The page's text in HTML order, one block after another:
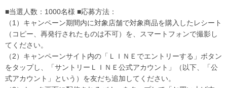
■当選人数：1000名様 ■応募方法：
（1）キャンペーン期間内に対象店舗で対象商品を購入したレシート
（コピー、再発行されたものは不可）を、スマートフォンで撮影し
てください。
（2）キャンペーンサイト内の「ＬＩＮＥでエントリーする」ボタン
をタップし、「サントリーＬＩＮＥ公式アカウント」（以下、「公
式アカウント」という）を友だち追加してください。